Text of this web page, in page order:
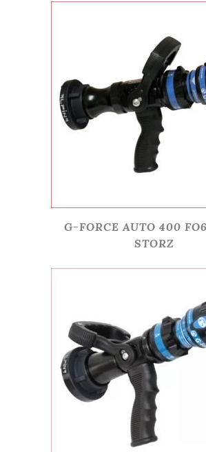
G-FORCE AUTO 400
STORZ